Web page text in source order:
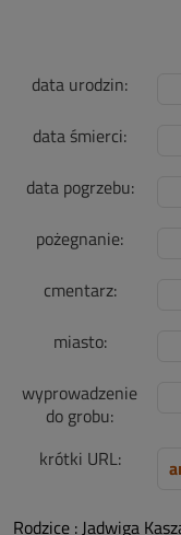
data urodzin:
data śmierci:
data pogrzebu:
pożegnanie:
cmentarz:
miasto:
wyprowadzenie
do grobu:
krótki URL:
Rodzice : Jadwiga